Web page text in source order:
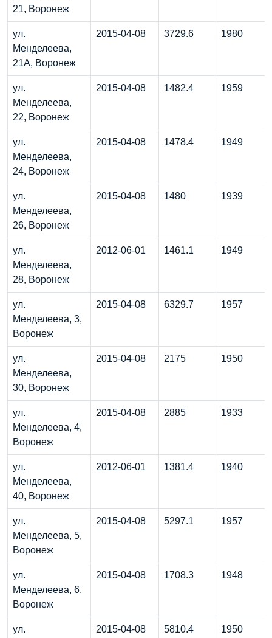
21, Воронеж
ул.
Менделеева,
21А, Воронеж
2015-04-08 3729.6 1980
ул.
Менделеева,
22, Воронеж
2015-04-08 1482.4 1959
ул.
Менделеева,
24, Воронеж
2015-04-08 1478.4 1949
ул.
Менделеева,
26, Воронеж
2015-04-08 1480 1939
ул.
Менделеева,
28, Воронеж
2012-06-01 1461.1 1949
ул.
Менделеева, 3,
Воронеж
2015-04-08 6329.7 1957
ул.
Менделеева,
30, Воронеж
2015-04-08 2175 1950
ул.
Менделеева, 4,
Воронеж
2015-04-08 2885 1933
ул.
Менделеева,
40, Воронеж
2012-06-01 1381.4 1940
ул.
Менделеева, 5,
Воронеж
2015-04-08 5297.1 1957
ул.
Менделеева, 6,
Воронеж
2015-04-08 1708.3 1948
ул.
2015-04-08 5810.4 1950